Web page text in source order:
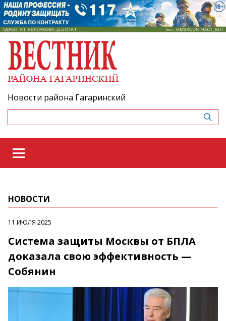
Новости района Гагаринский
НОВОСТИ
11 ИЮЛЯ 2025
Система защиты Москвы от БПЛА
доказала свою эффективность —
Собянин